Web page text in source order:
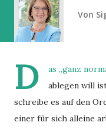
Von
D
as „ganz
ablegen will
schreibe es auf den
einer für sich alleine